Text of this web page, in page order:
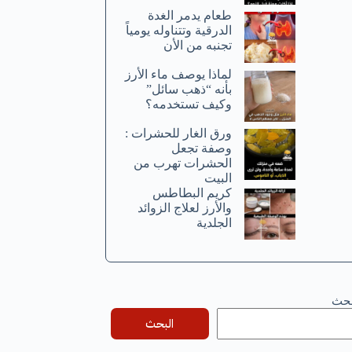
طعام يدمر الغدة
الدرقية وتتناوله يومياً
تجنبه من الأن
لماذا يوصف ماء الأرز
بأنه “ذهب سائل”
وكيف تستخدمه؟
ورق الغار للحشرات :
وصفة تجعل
الحشرات تهرب من
البيت
كريم البطاطس
والأرز لعلاج الزوائد
الجلدية
البحث